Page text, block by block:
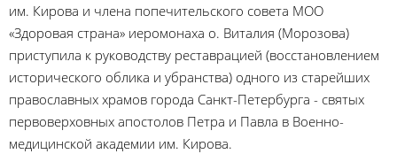
им. Кирова и члена попечительского совета МОО
«Здоровая страна» иеромонаха о. Виталия (Морозова)
приступила к руководству реставрацией (восстановлением
исторического облика и убранства) одного из старейших
православных храмов города Санкт-Петербурга - святых
первоверховных апостолов Петра и Павла в Военно-
медицинской академии им. Кирова.